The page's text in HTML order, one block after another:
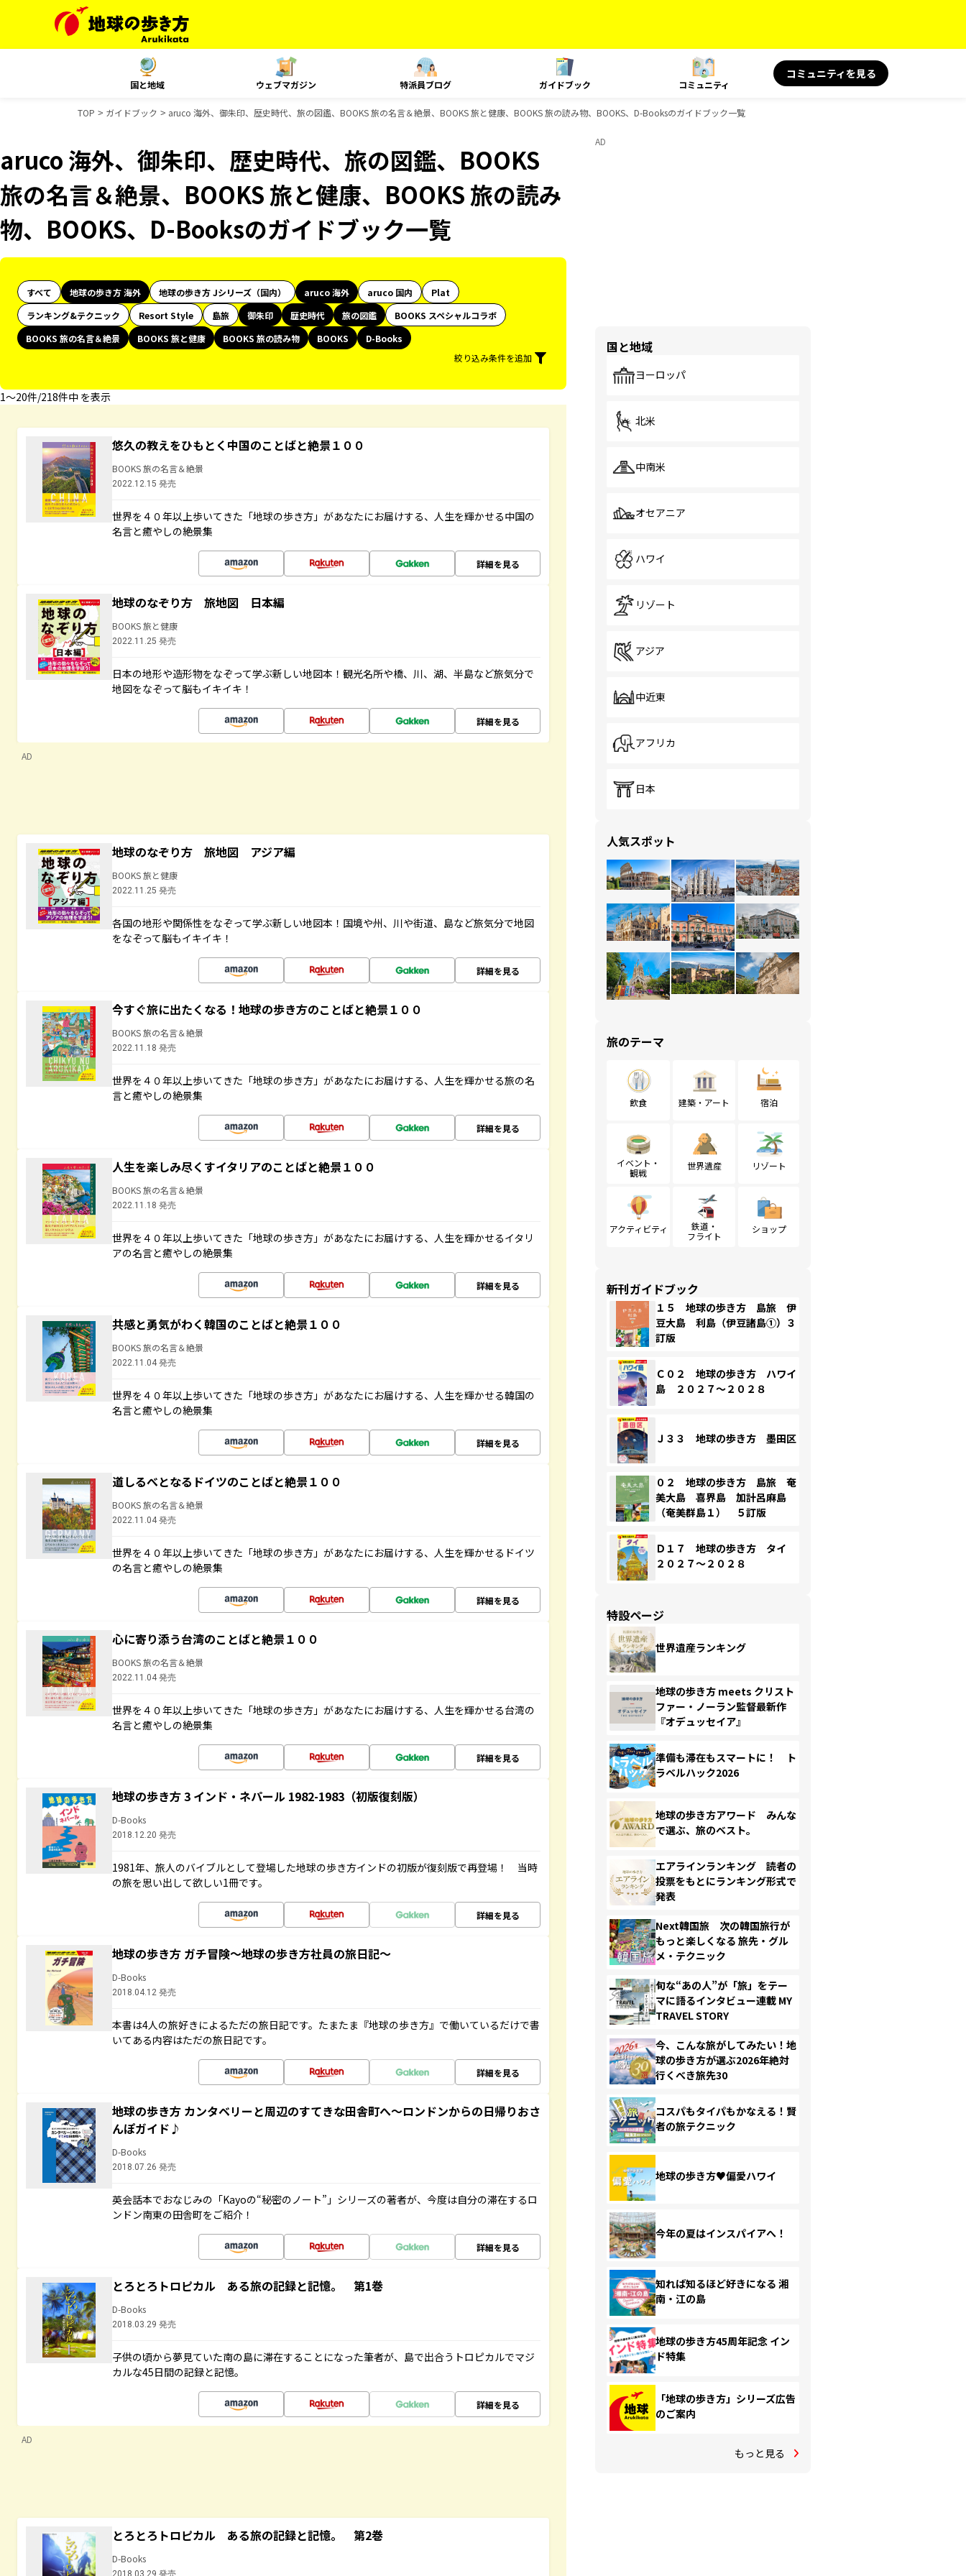
国と地域 ウェブマガジン 特派員ブログ ガイドブック コミュニティ
コミュニティを見る
TOP ガイドブック aruco 海外、御朱印、歴史時代、旅の図鑑、BOOKS 旅の名言＆絶景、BOOKS 旅と健康、BOOKS 旅の読み物、BOOKS、D-Booksのガイドブック一覧
aruco 海外、御朱印、歴史時代、旅の図鑑、BOOKS
旅の名言＆絶景、BOOKS 旅と健康、BOOKS 旅の読み
物、BOOKS、D-Booksのガイドブック一覧
すべて 地球の歩き方 海外 地球の歩き方 Jシリーズ（国内） aruco 海外 aruco 国内
Plat
ランキング&テクニック
Resort Style 島旅 御朱印 歴史時代 旅の図鑑
BOOKS スペシャルコラボ
BOOKS 旅の名言＆絶景
BOOKS 旅と健康 BOOKS 旅の読み物 BOOKS
D-Books
絞り込み条件を追加
1〜20件/218件中 を表示
悠久の教えをひもとく中国のことばと絶景１００
BOOKS 旅の名言＆絶景
2022.12.15 発売
世界を４０年以上歩いてきた「地球の歩き方」があなたにお届けする、人生を輝かせる中国の
名言と癒やしの絶景集
詳細を見る
地球のなぞり方 旅地図 日本編
BOOKS 旅と健康
2022.11.25 発売
日本の地形や造形物をなぞって学ぶ新しい地図本！観光名所や橋、川、湖、半島など旅気分で
地図をなぞって脳もイキイキ！
詳細を見る
AD
地球のなぞり方 旅地図 アジア編
BOOKS 旅と健康
2022.11.25 発売
各国の地形や関係性をなぞって学ぶ新しい地図本！国境や州、川や街道、島など旅気分で地図
をなぞって脳もイキイキ！
詳細を見る
今すぐ旅に出たくなる！地球の歩き方のことばと絶景１００
BOOKS 旅の名言＆絶景
2022.11.18 発売
世界を４０年以上歩いてきた「地球の歩き方」があなたにお届けする、人生を輝かせる旅の名
言と癒やしの絶景集
詳細を見る
人生を楽しみ尽くすイタリアのことばと絶景１００
BOOKS 旅の名言＆絶景
2022.11.18 発売
世界を４０年以上歩いてきた「地球の歩き方」があなたにお届けする、人生を輝かせるイタリ
アの名言と癒やしの絶景集
詳細を見る
共感と勇気がわく韓国のことばと絶景１００
BOOKS 旅の名言＆絶景
2022.11.04 発売
世界を４０年以上歩いてきた「地球の歩き方」があなたにお届けする、人生を輝かせる韓国の
名言と癒やしの絶景集
詳細を見る
道しるべとなるドイツのことばと絶景１００
BOOKS 旅の名言＆絶景
2022.11.04 発売
世界を４０年以上歩いてきた「地球の歩き方」があなたにお届けする、人生を輝かせるドイツ
の名言と癒やしの絶景集
詳細を見る
心に寄り添う台湾のことばと絶景１００
BOOKS 旅の名言＆絶景
2022.11.04 発売
世界を４０年以上歩いてきた「地球の歩き方」があなたにお届けする、人生を輝かせる台湾の
名言と癒やしの絶景集
詳細を見る
地球の歩き方 3 インド・ネパール 1982-1983（初版復刻版）
D-Books
2018.12.20 発売
1981年、旅人のバイブルとして登場した地球の歩き方インドの初版が復刻版で再登場！ 当時
の旅を思い出して欲しい1冊です。
詳細を見る
地球の歩き方 ガチ冒険～地球の歩き方社員の旅日記～
D-Books
2018.04.12 発売
本書は4人の旅好きによるただの旅日記です。たまたま『地球の歩き方』で働いているだけで書
いてある内容はただの旅日記です。
詳細を見る
地球の歩き方 カンタベリーと周辺のすてきな田舎町へ～ロンドンからの日帰りおさ
んぽガイド♪
D-Books
2018.07.26 発売
英会話本でおなじみの「Kayoの“秘密のノート”」シリーズの著者が、今度は自分の滞在するロ
ンドン南東の田舎町をご紹介！
詳細を見る
とろとろトロピカル ある旅の記録と記憶。 第1巻
D-Books
2018.03.29 発売
子供の頃から夢見ていた南の島に滞在することになった筆者が、島で出合うトロピカルでマジ
カルな45日間の記録と記憶。
詳細を見る
AD
とろとろトロピカル ある旅の記録と記憶。 第2巻
D-Books
2018.03.29 発売
AD
国と地域
ヨーロッパ
北米
中南米
オセアニア
ハワイ
リゾート
アジア
中近東
アフリカ
日本
人気スポット
旅のテーマ
飲食 建築・アート 宿泊
イベント・
観戦
世界遺産 リゾート
アクティビティ
鉄道・
フライト
ショップ
新刊ガイドブック
１５ 地球の歩き方 島旅 伊
豆大島 利島（伊豆諸島①）３
訂版
Ｃ０２ 地球の歩き方 ハワイ
島 ２０２７～２０２８
Ｊ３３ 地球の歩き方 墨田区
０２ 地球の歩き方 島旅 奄
美大島 喜界島 加計呂麻島
（奄美群島１） ５訂版
Ｄ１７ 地球の歩き方 タイ
２０２７～２０２８
特設ページ
世界遺産ランキング
地球の歩き方 meets クリスト
ファー・ノーラン監督最新作
『オデュッセイア』
準備も滞在もスマートに！ ト
ラベルハック2026
地球の歩き方アワード みんな
で選ぶ、旅のベスト。
エアラインランキング 読者の
投票をもとにランキング形式で
発表
Next韓国旅 次の韓国旅行が
もっと楽しくなる 旅先・グル
メ・テクニック
旬な“あの人”が「旅」をテー
マに語るインタビュー連載 MY
TRAVEL STORY
今、こんな旅がしてみたい！地
球の歩き方が選ぶ2026年絶対
行くべき旅先30
コスパもタイパもかなえる！賢
者の旅テクニック
地球の歩き方♥偏愛ハワイ
今年の夏はインスパイアへ！
知れば知るほど好きになる 湘
南・江の島
地球の歩き方45周年記念 イン
ド特集
「地球の歩き方」シリーズ広告
のご案内
もっと見る